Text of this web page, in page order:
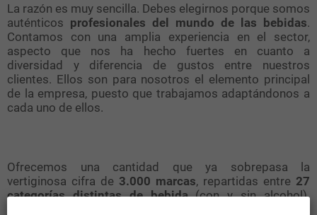
La razón es muy sencilla. Debes elegirnos porque somos
auténticos profesionales del mundo de las bebidas.
Contamos con una amplia experiencia en el sector,
aspecto que nos ha hecho fuertes en cuanto a
diversidad y diferencia de gustos entre nuestros
clientes. Ellos son para nosotros el elemento principal
de la empresa, puesto que trabajamos adaptándonos a
cada uno de ellos.
Ofrecemos una cantidad que ya sobrepasa la
vertiginosa cifra de 3.000 marcas, repartidas entre 27
categorías distintas de bebida(con y sin alcohol).